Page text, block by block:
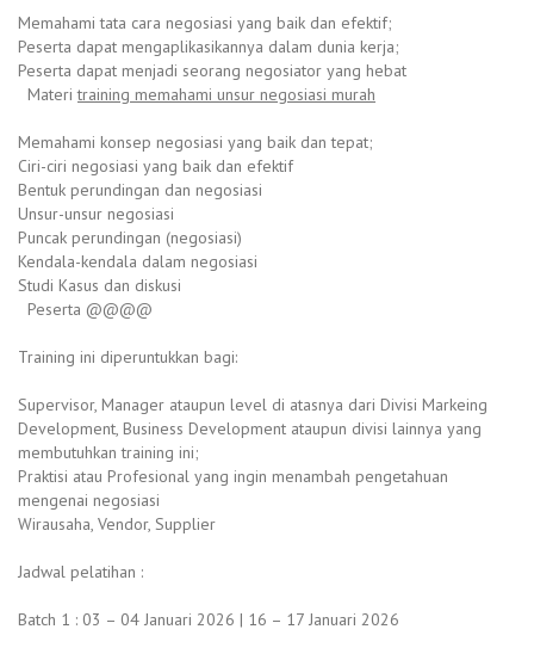
Memahami tata cara negosiasi yang baik dan efektif;
Peserta dapat mengaplikasikannya dalam dunia kerja;
Peserta dapat menjadi seorang negosiator yang hebat
Materitraining memahami unsur negosiasi murah
Memahami konsep negosiasi yang baik dan tepat;
Ciri-ciri negosiasi yang baik dan efektif
Bentuk perundingan dan negosiasi
Unsur-unsur negosiasi
Puncak perundingan (negosiasi)
Kendala-kendala dalam negosiasi
Studi Kasus dan diskusi
Peserta @@@@
Training ini diperuntukkan bagi:
Supervisor, Manager ataupun level di atasnya dari Divisi Markeing
Development, Business Development ataupun divisi lainnya yang
membutuhkan training ini;
Praktisi atau Profesional yang ingin menambah pengetahuan
mengenai negosiasi
Wirausaha, Vendor, Supplier
Jadwal pelatihan :
Batch 1 : 03 – 04 Januari 2026 | 16 – 17 Januari 2026